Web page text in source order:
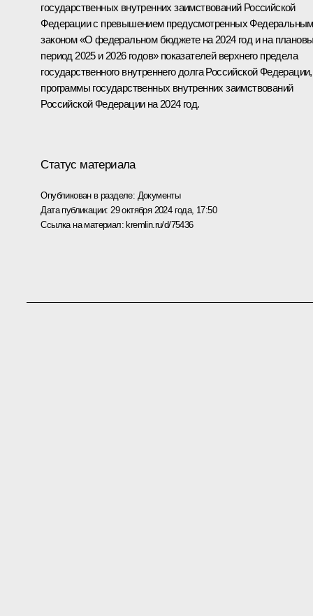
государственных внутренних заимствований Российской
Федерации с превышением предусмотренных Федеральным
законом «О федеральном бюджете на 2024 год и на
период 2025 и 2026 годов» показателей верхнего предела
государственного внутреннего долга Российской Федерации,
программы государственных внутренних заимствований
Российской Федерации на 2024 год.
Статус материала
Опубликован в разделе: Документы
Дата публикации: 29 октября 2024 года, 17:50
Ссылка на материал: kremlin.ru/d/75436